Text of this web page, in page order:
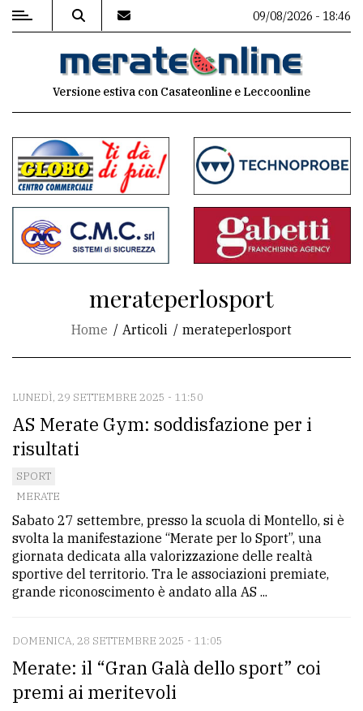
MENU
commenti
Contenuti
del
sito
CONTATTI
La
redazione
Scrivici
Per
la
tua
pubblicità
CERCA
Cerca
per
09/08/2026 - 18:46
Versione estiva con Casateonline e Leccoonline
merateperlosport
Home Articoli merateperlosport
LUNEDÌ, 29 SETTEMBRE 2025 - 11:50
AS Merate Gym: soddisfazione per i
risultati
SPORT
MERATE
Sabato 27 settembre, presso la scuola di Montello, si è
svolta la manifestazione “Merate per lo Sport”, una
giornata dedicata alla valorizzazione delle realtà
sportive del territorio. Tra le associazioni premiate,
grande riconoscimento è andato alla AS ...
DOMENICA, 28 SETTEMBRE 2025 - 11:05
Merate: il “Gran Galà dello sport” coi
premi ai meritevoli